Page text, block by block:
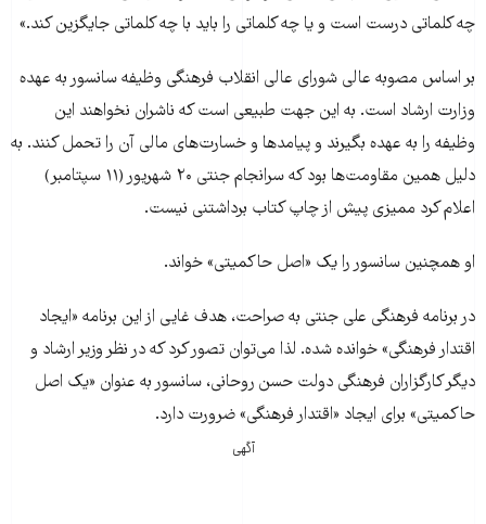
چه کلماتی درست است و یا چه کلماتی را باید با چه کلماتی جایگزین کند.»
بر اساس مصوبه عالی شورای عالی انقلاب فرهنگی وظیفه سانسور به عهده
وزارت ارشاد است. به این جهت طبیعی است که ناشران نخواهند این
وظیفه را به عهده بگیرند و پیامدها و خسارت‌های مالی آن را تحمل کنند. به
دلیل همین مقاومت‌ها بود که سرانجام جنتی ۲۰ شهریور (۱۱ سپتامبر)
اعلام کرد ممیزی پیش از چاپ کتاب برداشتنی نیست.
او همچنین سانسور را یک «اصل حاکمیتی» خواند.
در برنامه فرهنگی علی جنتی به صراحت، هدف غایی از این برنامه «ایجاد
اقتدار فرهنگی» خوانده شده. لذا می‌توان تصور کرد که در نظر وزیر ارشاد و
دیگر کارگزاران فرهنگی دولت حسن روحانی، سانسور به عنوان «یک اصل
حاکمیتی» برای ایجاد «اقتدار فرهنگی» ضرورت دارد.
آگهی